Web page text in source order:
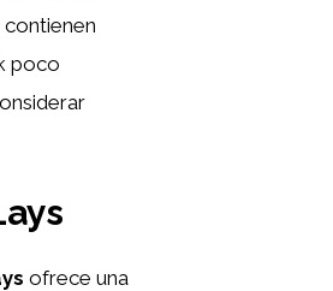
contienen
poco
ofrece una